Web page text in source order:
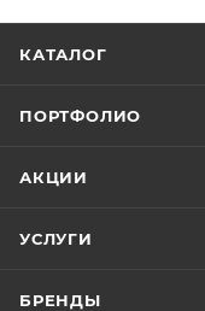
КАТАЛОГ
ПОРТФОЛИО
АКЦИИ
УСЛУГИ
БРЕНДЫ